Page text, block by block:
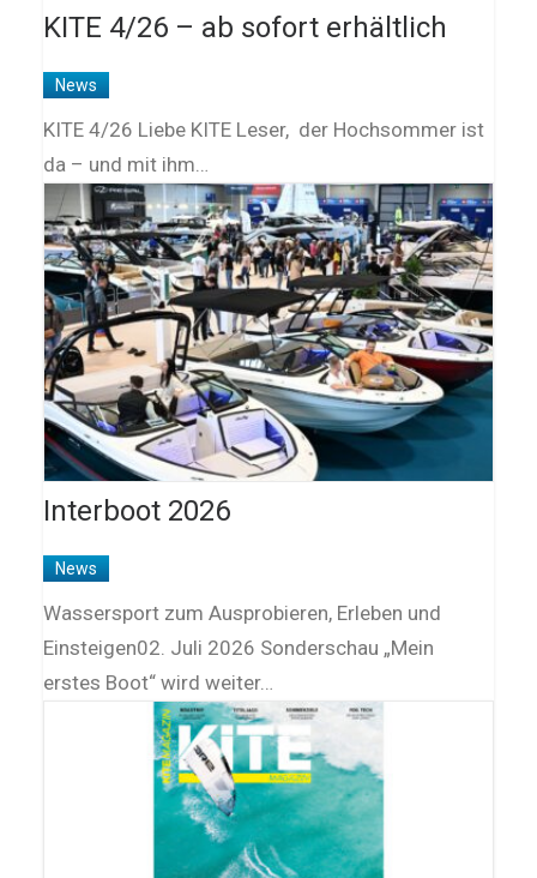
KITE 4/26 – ab sofort erhältlich
News
KITE 4/26 Liebe KITE Leser, der Hochsommer ist
da – und mit ihm…
Interboot 2026
News
Wassersport zum Ausprobieren, Erleben und
Einsteigen02. Juli 2026 Sonderschau „Mein
erstes Boot“ wird weiter…